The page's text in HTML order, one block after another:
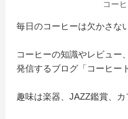
コー
毎日のコーヒーは欠かさな
コーヒーの知識やレビュー
発信するブログ「コーヒー
趣味は楽器、JAZZ鑑賞、